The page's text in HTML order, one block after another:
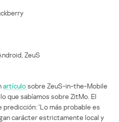
ZeuS
artículosobre ZeuS-in-the-Mobile
que sabíamos sobre ZitMo. El
‘Lo más probable es
carácter estrictamente local y